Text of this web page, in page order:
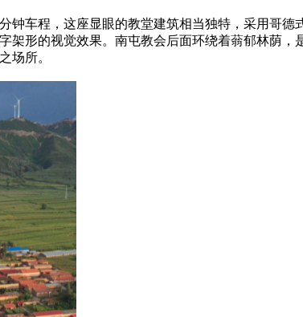
分钟车程，这座显眼的教堂建筑相当独特，采用哥德
架形的视觉效果。南屯教会后面环绕着蓊郁林荫
场所。